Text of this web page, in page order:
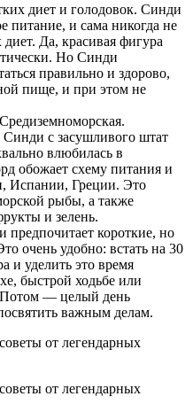
диет и голодовок. Синди
питание, и сама никогда не
Да, красивая фигура
Но Синди
правильно и здорово,
пище, и при этом не
с засушливого штат
влюбилась в
обожает схему питания и
Испании, Греции. Это
рыбы, а также
и зелень.
предпочитает короткие, но
очень удобно: встать на 30
и уделить это время
быстрой ходьбе или
Потом — целый день
важным делам.